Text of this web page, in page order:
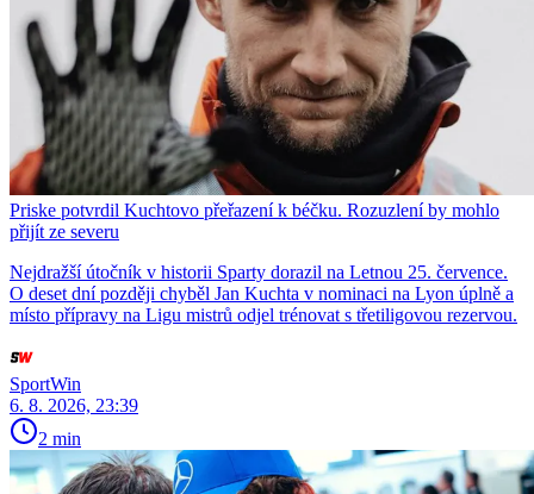
Priske potvrdil Kuchtovo přeřazení k béčku. Rozuzlení by mohlo
přijít ze severu
Nejdražší útočník v historii Sparty dorazil na Letnou 25. července.
O deset dní později chyběl Jan Kuchta v nominaci na Lyon úplně a
místo přípravy na Ligu mistrů odjel trénovat s třetiligovou rezervou.
SportWin
6. 8. 2026, 23:39
2 min